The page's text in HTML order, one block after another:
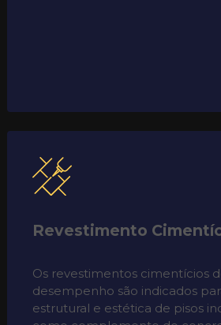
Revestimento
Os revestimentos cimentícios
desempenho são indicados
estrutural e estética de pisos